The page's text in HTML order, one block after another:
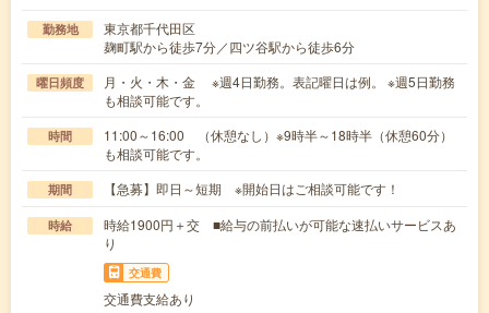
勤務地
東京都千代田区
麹町駅から徒歩7分／四ツ谷駅から徒歩6分
曜日頻度
月・火・木・金 ※週4日勤務。表記曜日は例。 ※週5日勤務
も相談可能です。
時間
11:00～16:00 （休憩なし）※9時半～18時半（休憩60分）
も相談可能です。
期間 【急募】即日～短期 ※開始日はご相談可能です！
時給
時給1900円＋交 ■給与の前払いが可能な速払いサービスあ
り
交通費
交通費支給あり